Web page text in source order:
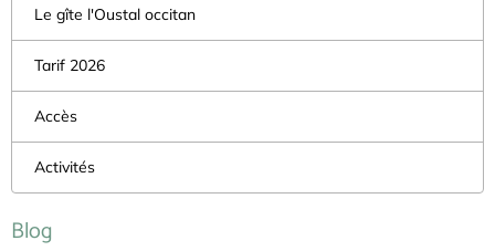
Le gîte l'Oustal occitan
Tarif 2026
Accès
Activités
Blog